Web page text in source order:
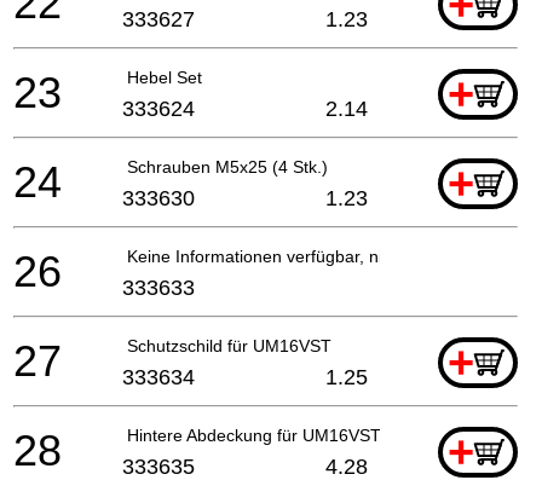
333627 1.23
Hebel Set +
23 333624 2.14
Schrauben M5x25 (4 Stk.) +
24 333630 1.23
Keine Informationen verfügbar, nicht bestellbar
26 333633
Schutzschild für UM16VST +
27 333634 1.25
Hintere Abdeckung für UM16VST +
28 333635 4.28